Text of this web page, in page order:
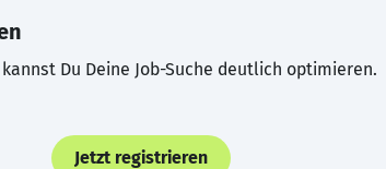
Du Deine Job-Suche deutlich optimieren.
Jetzt registrieren